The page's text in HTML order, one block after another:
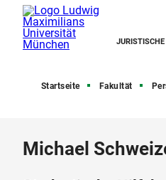
JURISTISCHE
Startseite Fakultät
Michael